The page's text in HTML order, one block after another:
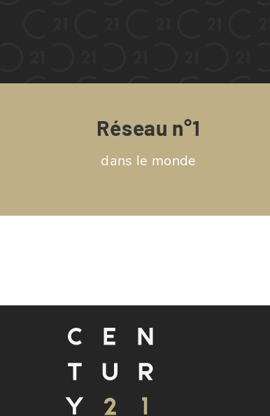
Réseau n°1
dans le monde